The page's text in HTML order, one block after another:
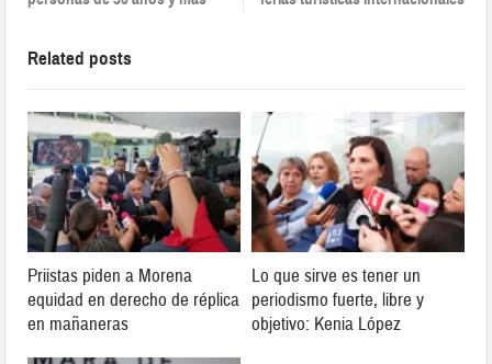
Related posts
Priistas piden a Morena
equidad en derecho de réplica
en mañaneras
Lo que sirve es tener un
periodismo fuerte, libre y
objetivo: Kenia López